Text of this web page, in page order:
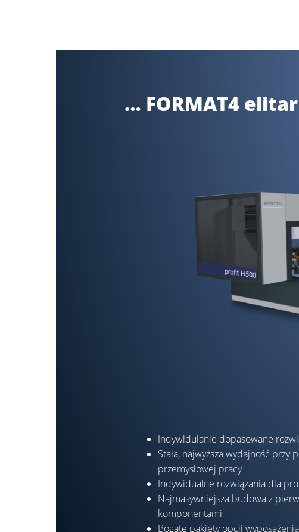
… FORMAT4
Indywidulanie dopasowane
Stała, najwyższa wydajność przy
przemysłowej pracy
Indywidualne rozwiązania dla
Najmasywniejsza budowa z
komponentami
Bogate pakiety opcji